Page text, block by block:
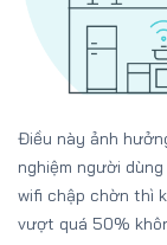
Điều này ảnh
nghiệm người
wifi chập chờn thì
vượt quá 50%